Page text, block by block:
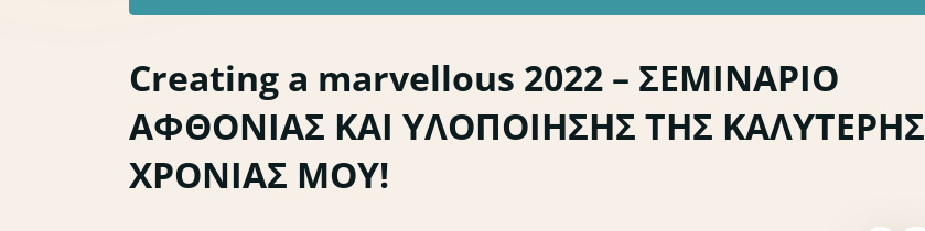
Creating a marvellous 2022 – ΣΕΜΙΝΑΡΙΟ
ΑΦΘΟΝΙΑΣ ΚΑΙ ΥΛΟΠΟΙΗΣΗΣ ΤΗΣ ΚΑΛΥΤΕΡΗΣ
ΧΡΟΝΙΑΣ ΜΟΥ!